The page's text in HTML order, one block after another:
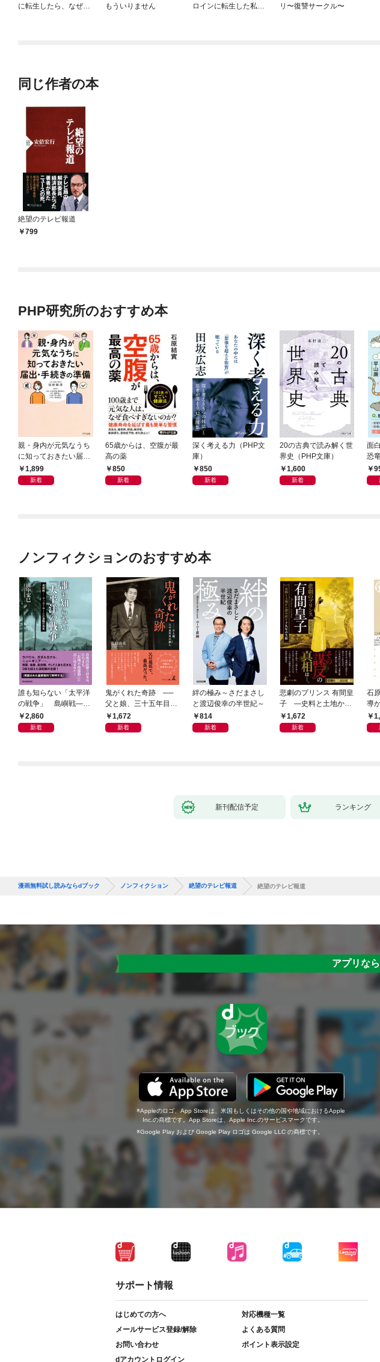
に転生したら、なぜか
もういりません
ロインに転生した私、
リ〜復讐サークル〜
同じ作者の本
絶望のテレビ報道
799
PHP研究所のおすすめ本
親・身内が元気なうち
に知っておきたい届
出・手続きの準備（き
ずな出版）
1,899
新着
65歳からは、空腹が最
高の薬
850
新着
深く考える力（PHP文
庫）
850
新着
20の古典で読み解く世
界史（PHP文庫）
1,600
新着
面
恐
ノンフィクションのおすすめ本
誰も知らない「太平洋
の戦争」 島嶼戦――
マッカーサーとの激闘
の真実
2,860
新着
鬼がくれた奇跡 ──
父と娘、三十五年目の
赦し1,672
新着
絆の極み～さだまさし
と渡辺俊幸の半世紀～
814
新着
悲劇のプリンス 有間皇
子 ―史料と土地から
読み直す十九年の生涯
1,672
新着
石
導
新刊配信予定 ランキング
漫画無料試し読みならdブック ノンフィクション 絶望のテレビ報道 絶望のテレビ報道
アプリな
Appleのロゴ、App Storeは、米国もしくはその他の国や地域におけるApple
Inc.の商標です。App Storeは、Apple Inc.のサービスマークです。
Google Play および Google Play ロゴは Google LLC の商標です。
サポート情報
はじめての方へ
対応機種一覧
メールサービス登録/解除
よくある質問
お問い合わせ
ポイント表示設定
dアカウントログイン